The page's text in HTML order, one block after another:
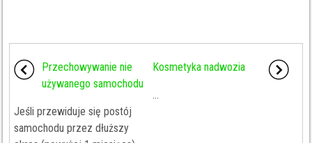
Przechowywanie nie
używanego samochodu
Jeśli przewiduje się postój
samochodu przez dłuższy
Kosmetyka nadwozia
...